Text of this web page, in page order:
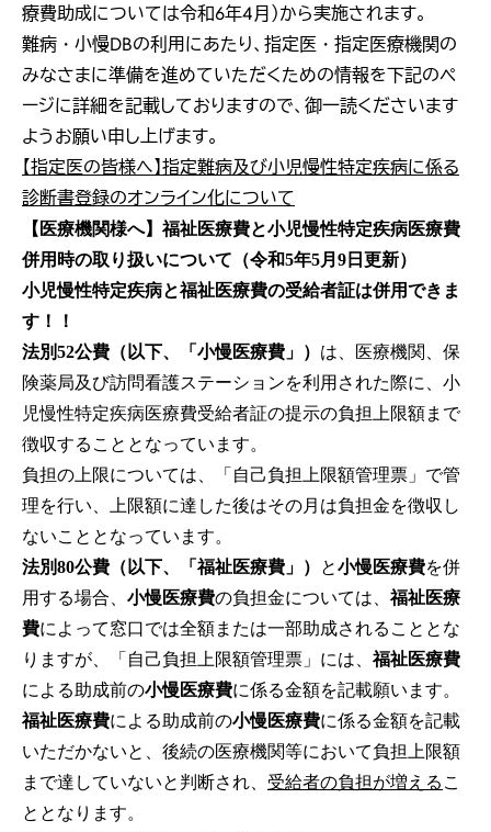
療費助成については令和6年4月）から実施されます。
難病・小慢DBの利用にあたり、指定医・指定医療機関の
みなさまに準備を進めていただくための情報を下記のペ
ージに詳細を記載しておりますので、御一読くださいます
ようお願い申し上げます。
【指定医の皆様へ】指定難病及び小児慢性特定疾病に係る
診断書登録のオンライン化について
【医療機関様へ】福祉医療費と小児慢性特定疾病医療費
併用時の取り扱いについて（令和5年5月9日更新）
小児慢性特定疾病と福祉医療費の受給者証は併用できま
す！！
法別52公費（以下、「小慢医療費」） は、医療機関、保
険薬局及び訪問看護ステーションを利用された際に、小
児慢性特定疾病医療費受給者証の提示の負担上限額まで
徴収することとなっています。
負担の上限については、「自己負担上限額管理票」で管
理を行い、上限額に達した後はその月は負担金を徴収し
ないこととなっています。
法別80公費（以下、「福祉医療費」）
と小慢医療費を併
用する場合、 小慢医療費の負担金については、福祉医療
費によって窓口では全額または一部助成されることとな
りますが、「自己負担上限額管理票」には、福祉医療費
による助成前の小慢医療費に係る金額を記載願います。
福祉医療費による助成前の小慢医療費に係る金額を記載
いただかないと、後続の医療機関等において負担上限額
まで達していないと判断され、 受給者の負担が増える こ
ととなります。